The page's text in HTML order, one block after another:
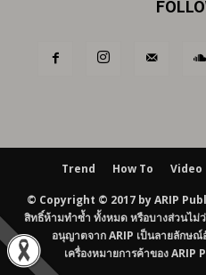
Trend How To Video
© Copyright © 2017 by ARIP
สิทธิ์ห้ามทำซ้ำ ทั้งหมด หรือบางส่วนไม่
อนุญาตจาก ARIP เป็นลายลักษณ์
เครื่องหมายการค้าของ